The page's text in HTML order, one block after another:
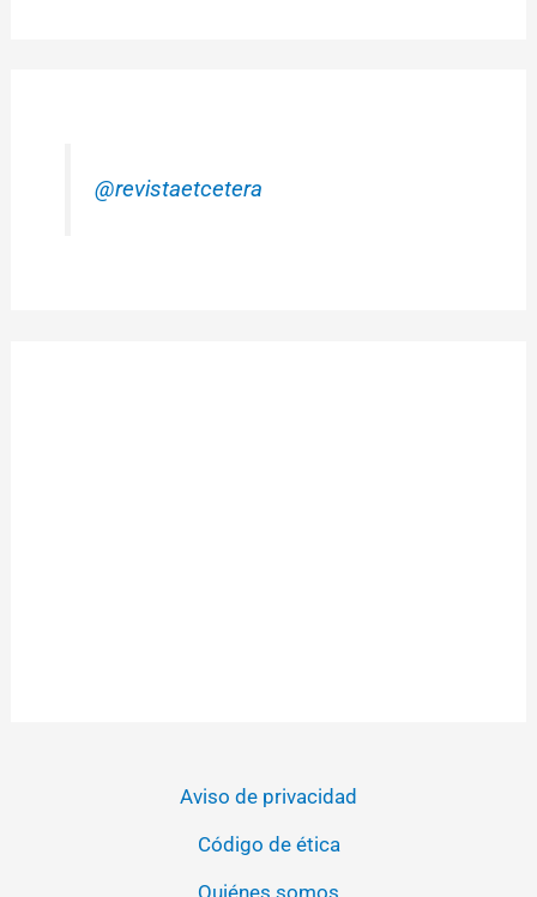
@revistaetcetera
Aviso de privacidad
Código de ética